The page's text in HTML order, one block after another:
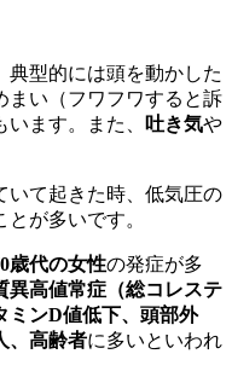
典型的には頭を動かした
まい（フワフワすると訴
ます。また、
吐き気や
いて起きた時、低気圧の
とが多いです。
歳代の女性の発症が多
異高値常症（総コレステ
ミンD値低下、頭部外
、高齢者に多いといわれ